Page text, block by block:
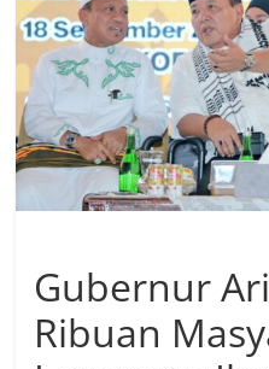
Gubernur
Ribuan